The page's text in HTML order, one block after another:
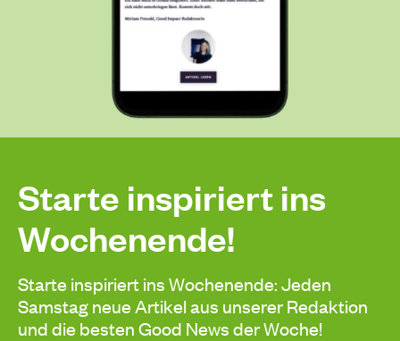
Starte inspiriert ins
Wochenende!
Starte inspiriert ins Wochenende: Jeden
Samstag neue Artikel aus unserer Redaktion
und die besten Good News der Woche!